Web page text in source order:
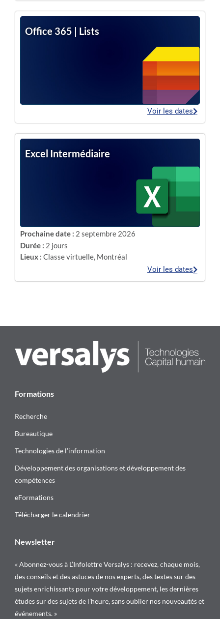
Office 365 | Lists
Voir les dates
Excel Intermédiaire
Prochaine date : 2 septembre 2026
Durée : 2 jours
Lieux : Classe virtuelle, Montréal
Voir les dates
Formations
Recherche
Bureautique
Technologies de l’information
Développement des organisations et développement des
compétences
eFormations
Télécharger le calendrier
Newsletter
« Abonnez-vous à L’Infolettre Versalys : recevez, chaque mois,
des conseils et des astuces de nos experts, des textes sur des
sujets enrichissants pour votre développement, les dernières
études sur des sujets de l’heure, sans oublier nos nouveautés et
événements. »